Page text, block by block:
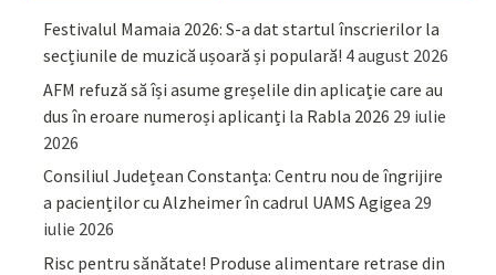
Festivalul Mamaia 2026: S-a dat startul înscrierilor la
secțiunile de muzică ușoară și populară! 4 august 2026
AFM refuză să își asume greșelile din aplicație care au
dus în eroare numeroși aplicanți la Rabla 2026 29 iulie
2026
Consiliul Județean Constanța: Centru nou de îngrijire
a pacienților cu Alzheimer în cadrul UAMS Agigea 29
iulie 2026
Risc pentru sănătate! Produse alimentare retrase din